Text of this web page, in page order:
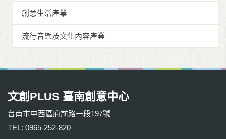
創意生活產業
流行音樂及文化內容產業
文創PLUS 臺南創意中心
台南市中西區府前路一段197號
TEL: 0965-252-820